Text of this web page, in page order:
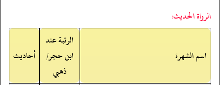
الرواة الحديث:
اسم الشهرة
الرتبة عند
ابن حجر/
ذهبي
أحاديث